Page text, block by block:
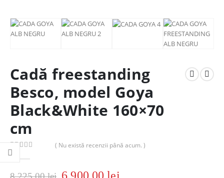
Cadă freestanding
Besco, model Goya
Black&White 160×70
cm
0
( Nu există recenzii până acum. )